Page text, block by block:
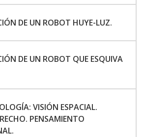
DE UN ROBOT HUYE-LUZ.
DE UN ROBOT QUE ESQUIVA
VISIÓN ESPACIAL.
PENSAMIENTO